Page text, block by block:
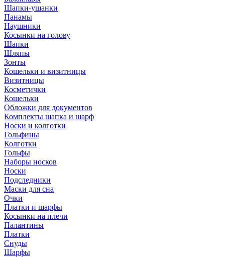
Шапки-ушанки
Панамы
Наушники
Косынки на голову
Шапки
Шляпы
Зонты
Кошельки и визитницы
Визитницы
Косметички
Кошельки
Обложки для документов
Комплекты шапка и шарф
Носки и колготки
Гольфины
Колготки
Гольфы
Наборы носков
Носки
Подследники
Маски для сна
Очки
Платки и шарфы
Косынки на плечи
Палантины
Платки
Снуды
Шарфы